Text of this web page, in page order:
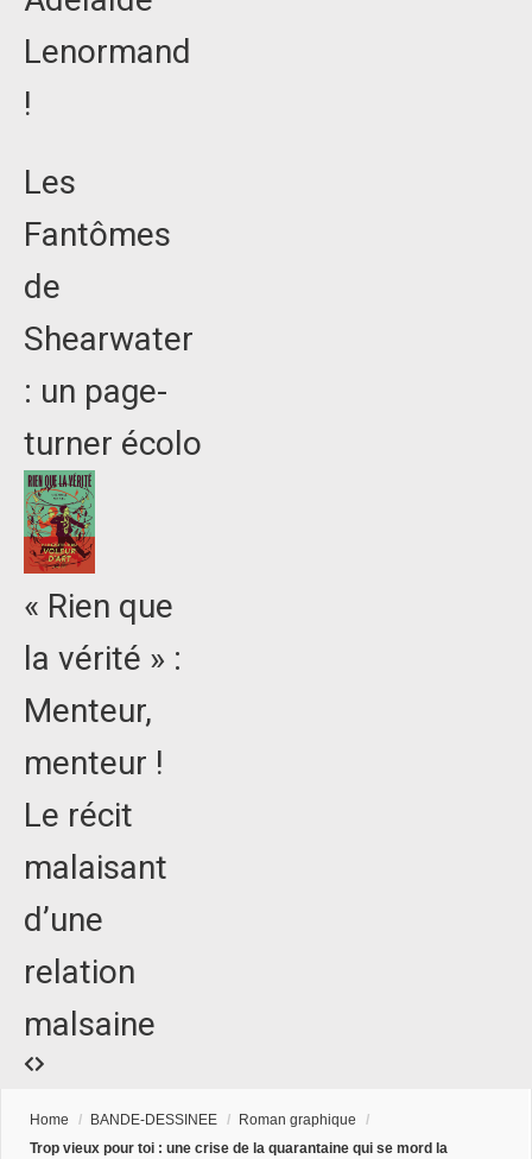
Lenormand
!
Les
Fantômes
de
Shearwater
: un page-
turner écolo
« Rien que
la vérité » :
Menteur,
menteur !
Le récit
malaisant
d’une
relation
malsaine
Home / BANDE-DESSINEE / Roman graphique
/
Trop vieux pour toi : une crise de la quarantaine qui se mord la